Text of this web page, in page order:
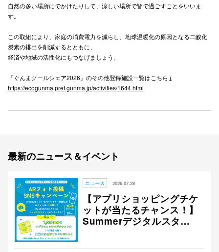
自然の多い場所にでかけたりして、涼しい場所で皆で過ごすことをいいま
す。
この取組により、家庭の消費電力を減らし、地球温暖化の原因となる二酸化
炭素の排出を削減するとともに、
経済や地域の活性化にもつなげましょう。
『ぐんまクールシェア2026』のその他登録施設一覧はこちら↓
https://ecogunma.pref.gunma.jp/activities/1644.html
最新のニュース＆イベント
ニュース 2026.07.28
【アプリショッピングチケ
ットが当たるチャンス！】
Summerデジタルスタン
高崎オ